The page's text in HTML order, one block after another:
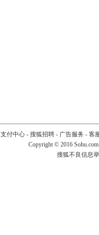
支付中心- 搜狐招聘- 广告服务 - 客
Copyright © 2016
搜狐不良信息